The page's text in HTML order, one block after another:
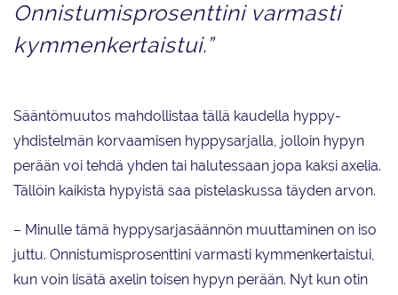
Onnistumisprosenttini varmasti
kymmenkertaistui.”
Sääntömuutos mahdollistaa tällä kaudella hyppy-
yhdistelmän korvaamisen hyppysarjalla, jolloin hypyn
perään voi tehdä yhden tai halutessaan jopa kaksi axelia.
Tällöin kaikista hypyistä saa pistelaskussa täyden arvon.
– Minulle tämä hyppysarjasäännön muuttaminen on iso
juttu. Onnistumisprosenttini varmasti kymmenkertaistui,
kun voin lisätä axelin toisen hypyn perään. Nyt kun otin